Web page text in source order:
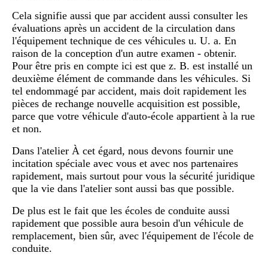
Cela signifie aussi que par accident aussi consulter les
évaluations après un accident de la circulation dans
l'équipement technique de ces véhicules u. U. a. En
raison de la conception d'un autre examen - obtenir.
Pour être pris en compte ici est que z. B. est installé un
deuxième élément de commande dans les véhicules. Si
tel endommagé par accident, mais doit rapidement les
pièces de rechange nouvelle acquisition est possible,
parce que votre véhicule d'auto-école appartient à la rue
et non.
Dans l'atelier À cet égard, nous devons fournir une
incitation spéciale avec vous et avec nos partenaires
rapidement, mais surtout pour vous la sécurité juridique
que la vie dans l'atelier sont aussi bas que possible.
De plus est le fait que les écoles de conduite aussi
rapidement que possible aura besoin d'un véhicule de
remplacement, bien sûr, avec l'équipement de l'école de
conduite.